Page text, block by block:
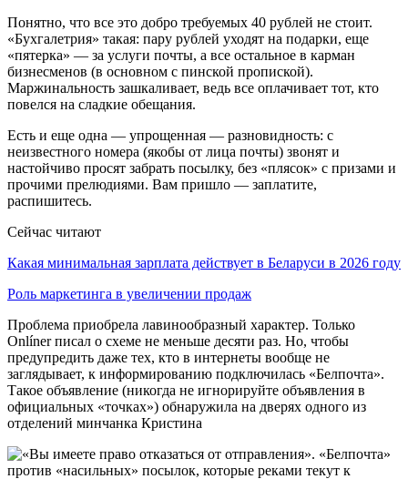
Понятно, что все это добро требуемых 40 рублей не стоит.
«Бухгалетрия» такая: пару рублей уходят на подарки, еще
«пятерка» — за услуги почты, а все остальное в карман
бизнесменов (в основном с пинской пропиской).
Маржинальность зашкаливает, ведь все оплачивает тот, кто
повелся на сладкие обещания.
Есть и еще одна — упрощенная — разновидность: с
неизвестного номера (якобы от лица почты) звонят и
настойчиво просят забрать посылку, без «плясок» с призами и
прочими прелюдиями. Вам пришло — заплатите,
распишитесь.
Сейчас читают
Какая минимальная зарплата действует в Беларуси в 2026 году
Роль маркетинга в увеличении продаж
Проблема приобрела лавинообразный характер. Только
Onlíner писал о схеме не меньше десяти раз. Но, чтобы
предупредить даже тех, кто в интернеты вообще не
заглядывает, к информированию подключилась «Белпочта».
Такое объявление (никогда не игнорируйте объявления в
официальных «точках») обнаружила на дверях одного из
отделений минчанка Кристина